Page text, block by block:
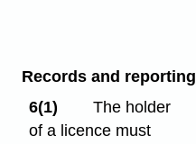
Records and reporting
6(1)
The holder
of a licence must